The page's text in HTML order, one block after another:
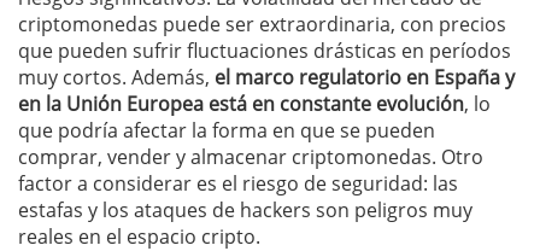
criptomonedas puede ser extraordinaria, con precios
que pueden sufrir fluctuaciones drásticas en períodos
muy cortos. Además, el marco regulatorio en España y
en la Unión Europea está en constante evolución, lo
que podría afectar la forma en que se pueden
comprar, vender y almacenar criptomonedas. Otro
factor a considerar es el riesgo de seguridad: las
estafas y los ataques de hackers son peligros muy
reales en el espacio cripto.